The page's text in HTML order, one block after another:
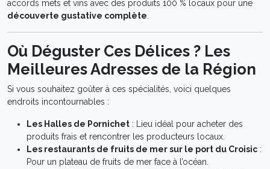
accords mets et vins avec des produits 100 % locaux pour une
découverte gustative complète
Où Déguster Ces Délices ? Les
Meilleures Adresses de la Région
Si vous souhaitez goûter à ces spécialités, voici quelques
endroits incontournables :
Les Halles de Pornichet : Lieu idéal pour acheter des
produits frais et rencontrer les producteurs locaux.
Les restaurants de fruits de mer sur le port du Croisic :
Pour un plateau de fruits de mer face à l’océan.